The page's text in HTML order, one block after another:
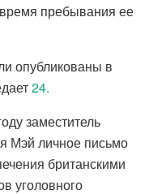
пребывания ее
опубликованы в
24.
заместитель
Мэй личное письмо
британскими
уголовного